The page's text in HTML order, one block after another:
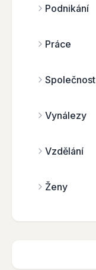
Podnikání
Práce
Společnost
Vynálezy
Vzdělání
Ženy